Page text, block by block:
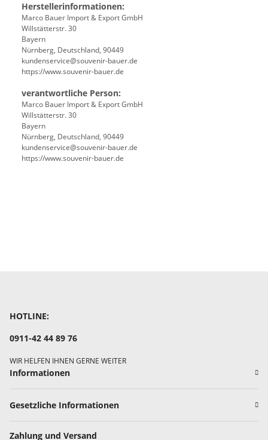
Herstellerinformationen:
Marco Bauer Import & Export GmbH
Willstätterstr. 30
Bayern
Nürnberg, Deutschland, 90449
kundenservice@souvenir-bauer.de
https://www.souvenir-bauer.de
verantwortliche Person:
Marco Bauer Import & Export GmbH
Willstätterstr. 30
Bayern
Nürnberg, Deutschland, 90449
kundenservice@souvenir-bauer.de
https://www.souvenir-bauer.de
HOTLINE:
0911-42 44 89 76
WIR HELFEN IHNEN GERNE WEITER
Informationen
Gesetzliche Informationen
Zahlung und Versand